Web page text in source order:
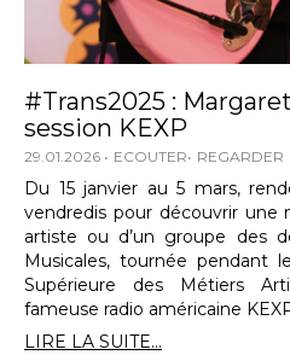
#Trans2025 :
session KEXP
29.01.2026 ECOUTER REGARDER
Du 15 janvier au 5 mars,
vendredis pour découvrir une
artiste ou d’un groupe des
Musicales, tournée pendant
Supérieure des Métiers
fameuse radio américaine
LIRE LA SUITE...